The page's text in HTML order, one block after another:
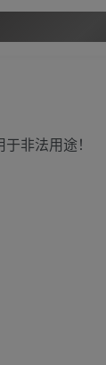
非法用途！